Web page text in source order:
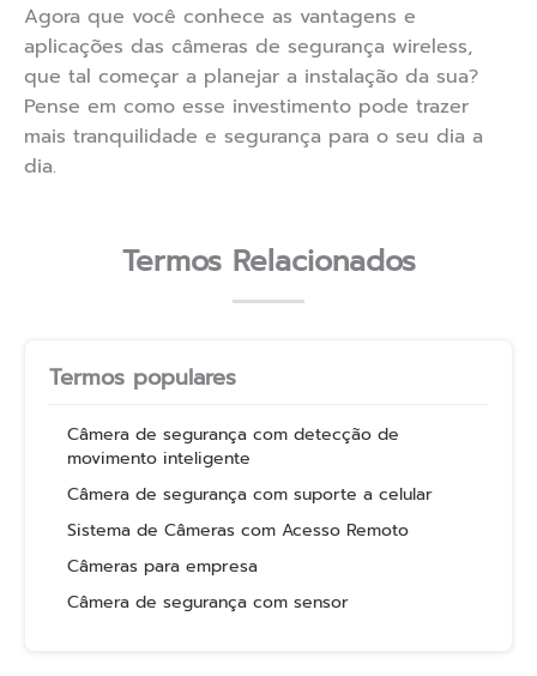
Agora que você conhece as vantagens e
aplicações das câmeras de segurança wireless,
que tal começar a planejar a instalação da sua?
Pense em como esse investimento pode trazer
mais tranquilidade e segurança para o seu dia a
dia.
Termos Relacionados
Termos populares
Câmera de segurança com detecção de
movimento inteligente
Câmera de segurança com suporte a celular
Sistema de Câmeras com Acesso Remoto
Câmeras para empresa
Câmera de segurança com sensor